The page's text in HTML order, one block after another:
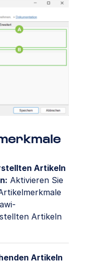
Artikeln
Aktivieren Sie
Artikeln
Artikeln